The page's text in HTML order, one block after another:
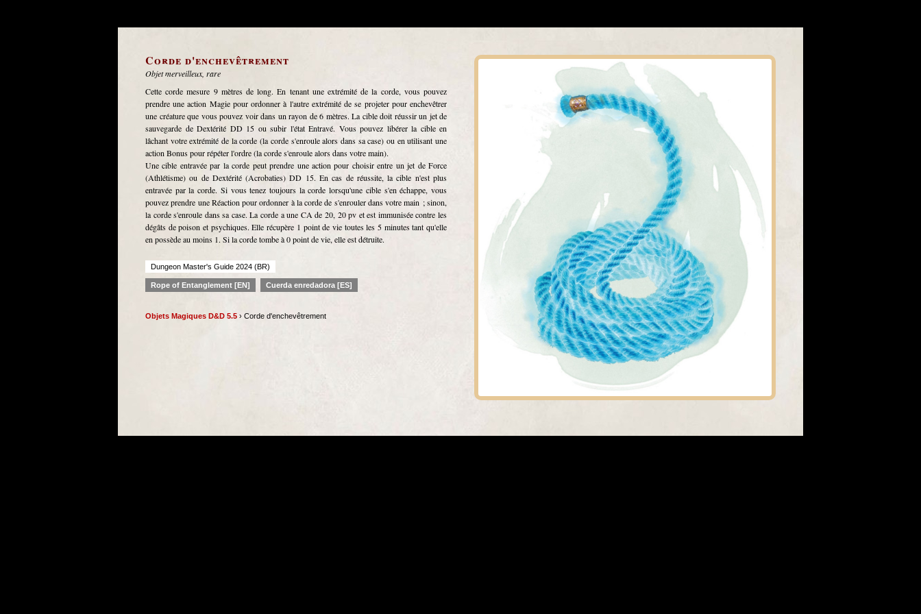
Corde d'enchevêtrement
Objet merveilleux, rare
Cette corde mesure 9 mètres de long. En tenant une extrémité de la corde, vous pouvez
prendre une action Magie pour ordonner à l'autre extrémité de se projeter pour enchevêtrer
une créature que vous pouvez voir dans un rayon de 6 mètres. La cible doit réussir un jet de
sauvegarde de Dextérité DD 15 ou subir l'état Entravé. Vous pouvez libérer la cible en
lâchant votre extrémité de la corde (la corde s'enroule alors dans sa case) ou en utilisant une
action Bonus pour répéter l'ordre (la corde s'enroule alors dans votre main).
Une cible entravée par la corde peut prendre une action pour choisir entre un jet de Force
(Athlétisme) ou de Dextérité (Acrobaties) DD 15. En cas de réussite, la cible n'est plus
entravée par la corde. Si vous tenez toujours la corde lorsqu'une cible s'en échappe, vous
pouvez prendre une Réaction pour ordonner à la corde de s'enrouler dans votre main ; sinon,
la corde s'enroule dans sa case. La corde a une CA de 20, 20 pv et est immunisée contre les
dégâts de poison et psychiques. Elle récupère 1 point de vie toutes les 5 minutes tant qu'elle
en possède au moins 1. Si la corde tombe à 0 point de vie, elle est détruite.
Dungeon Master's Guide 2024 (BR)
Rope of Entanglement [EN] Cuerda enredadora [ES]
Objets Magiques D&D 5.5 › Corde d'enchevêtrement